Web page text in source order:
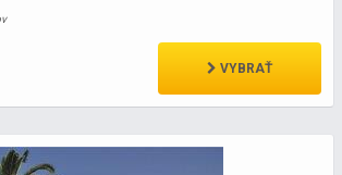
VYBRAŤ